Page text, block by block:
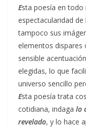
Esta poesía en
espectacularidad
tampoco sus
elementos dispares
sensible
elegidas, lo que
universo sencillo
Esta poesía trata
cotidiana, indaga lo
revelado, y lo hace